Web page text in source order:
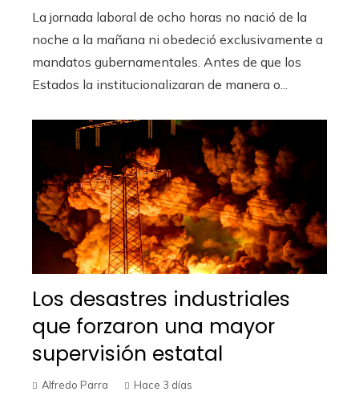
La jornada laboral de ocho horas no nació de la
noche a la mañana ni obedeció exclusivamente a
mandatos gubernamentales. Antes de que los
Estados la institucionalizaran de manera o...
Los desastres industriales
que forzaron una mayor
supervisión estatal
Alfredo Parra Hace 3 días